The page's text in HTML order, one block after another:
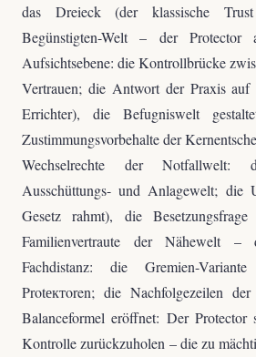
das Dreieck (der klassische Trust
Begünstigten-Welt – der
Aufsichtsebene: die Kontrollbrücke
Vertrauen; die Antwort der Praxis auf
Errichter), die Befugniswelt
Zustimmungsvorbehalte der
Wechselrechte der Notfallwelt:
Ausschüttungs- und Anlagewelt; die
Gesetz rahmt), die
Familienvertraute der Nähewelt –
Fachdistanz: die Gremien-
Protектoren; die Nachfolgezeilen
Balanceformel eröffnet: Der Protector
Kontrolle zurückzuholen – die zu